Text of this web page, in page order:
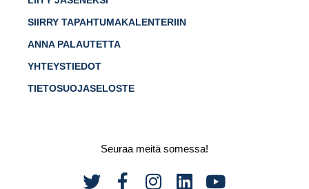
SIIRRY TAPAHTUMAKALENTERIIN
ANNA PALAUTETTA
YHTEYSTIEDOT
TIETOSUOJASELOSTE
Seuraa meitä somessa!